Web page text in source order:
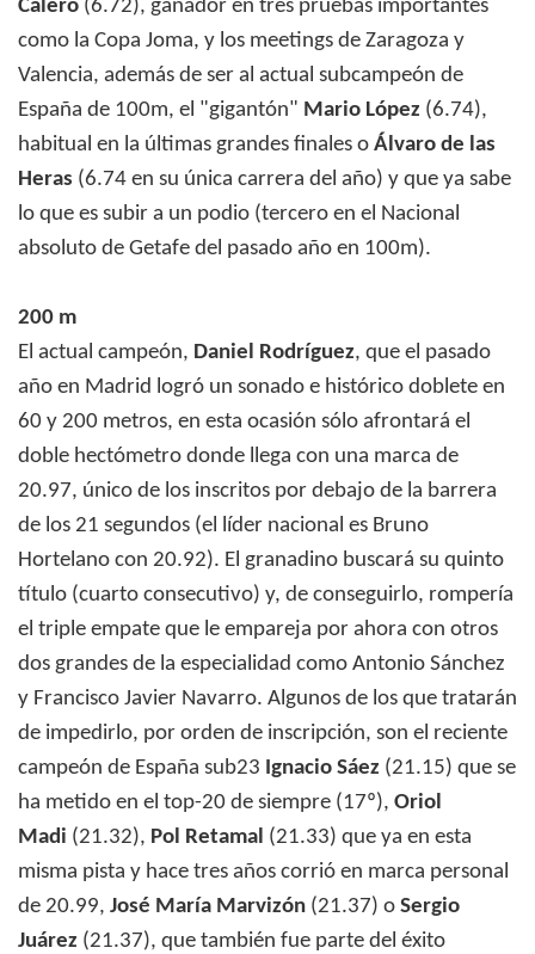
Calero (6.72), ganador en tres pruebas importantes
como la Copa Joma, y los meetings de Zaragoza y
Valencia, además de ser al actual subcampeón de
España de 100m, el "gigantón" Mario López (6.74),
habitual en la últimas grandes finales o Álvaro de las
Heras (6.74 en su única carrera del año) y que ya sabe
lo que es subir a un podio (tercero en el Nacional
absoluto de Getafe del pasado año en 100m).
200 m
El actual campeón, Daniel Rodríguez, que el pasado
año en Madrid logró un sonado e histórico doblete en
60 y 200 metros, en esta ocasión sólo afrontará el
doble hectómetro donde llega con una marca de
20.97, único de los inscritos por debajo de la barrera
de los 21 segundos (el líder nacional es Bruno
Hortelano con 20.92). El granadino buscará su quinto
título (cuarto consecutivo) y, de conseguirlo, rompería
el triple empate que le empareja por ahora con otros
dos grandes de la especialidad como Antonio Sánchez
y Francisco Javier Navarro. Algunos de los que tratarán
de impedirlo, por orden de inscripción, son el reciente
campeón de España sub23 Ignacio Sáez (21.15) que se
ha metido en el top-20 de siempre (17º), Oriol
Madi (21.32), Pol Retamal (21.33) que ya en esta
misma pista y hace tres años corrió en marca personal
de 20.99, José María Marvizón (21.37) o Sergio
Juárez (21.37), que también fue parte del éxito